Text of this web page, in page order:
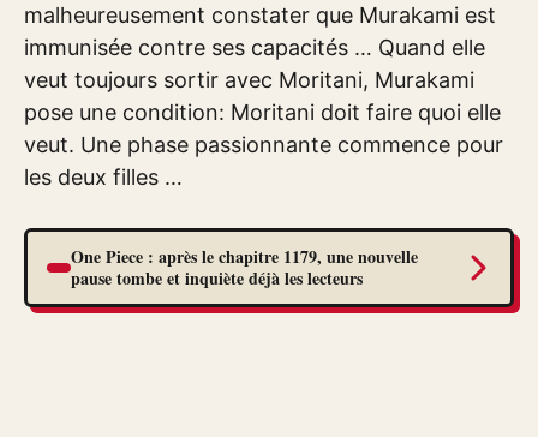
malheureusement constater que Murakami est
immunisée contre ses capacités … Quand elle
veut toujours sortir avec Moritani, Murakami
pose une condition: Moritani doit faire quoi elle
veut. Une phase passionnante commence pour
les deux filles …
One Piece : après le chapitre 1179, une nouvelle
pause tombe et inquiète déjà les lecteurs